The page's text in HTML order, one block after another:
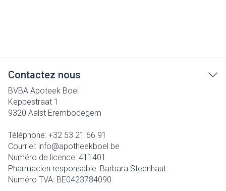
Contactez nous
BVBA Apoteek Boel
Keppestraat 1
9320 Aalst Erembodegem
Téléphone: +32 53 21 66 91
Courriel: info@apotheekboel.be
Numéro de licence: 411401
Pharmacien responsable: Barbara Steenhaut
Numéro TVA: BE0423784090